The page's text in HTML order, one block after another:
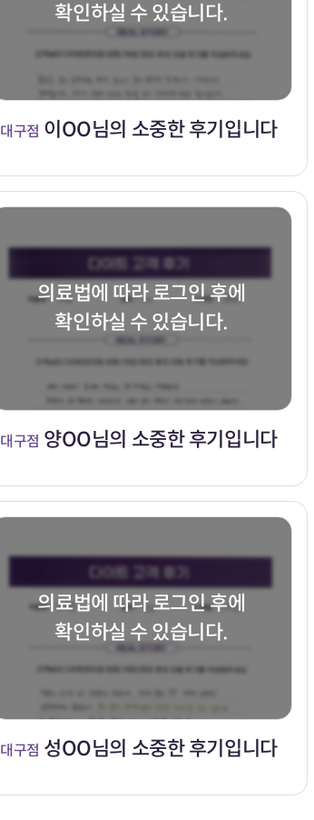
확인하실 수 있습니다.
대구점 이OO님의 소중한 후기입니다
의료법에 따라 로그인 후에
확인하실 수 있습니다.
대구점 양OO님의 소중한 후기입니다
의료법에 따라 로그인 후에
확인하실 수 있습니다.
대구점 성OO님의 소중한 후기입니다